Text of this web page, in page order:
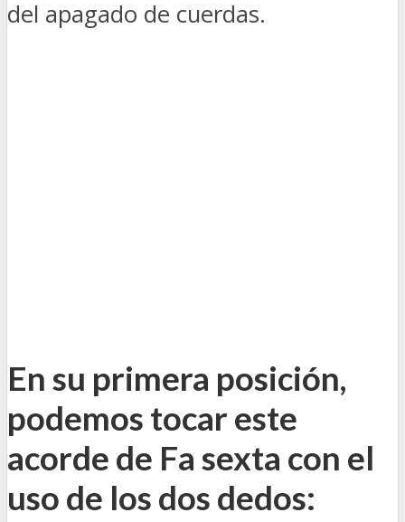
del apagado de cuerdas.
En su primera posición,
podemos tocar este
acorde de Fa sexta con el
uso de los dos dedos: